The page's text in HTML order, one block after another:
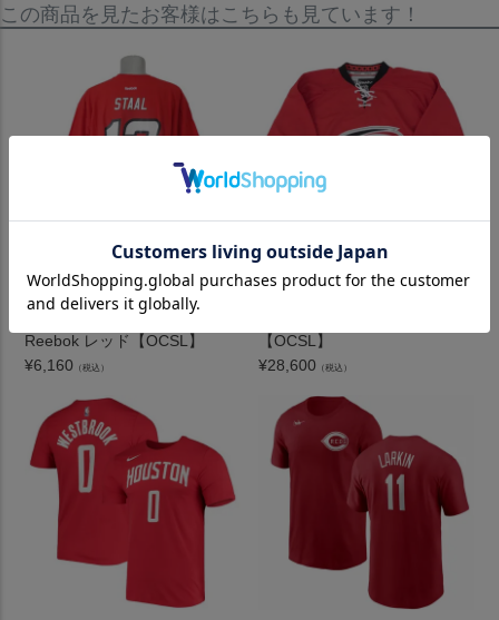
この商品を見たお客様はこちらも見ています！
NHL ハリケーンズ エリック・
スタール プレーヤー ネーム＆
Reebok レッド【OCSL】
¥6,160 （税込）
NHL ハリケーンズ ユニフォー
【OCSL】
¥28,600 （税込）